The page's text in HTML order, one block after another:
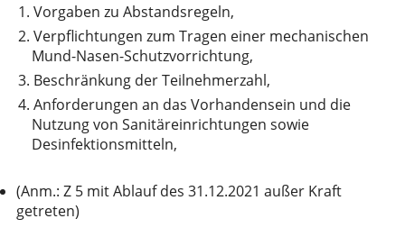
1. Vorgaben zu Abstandsregeln,
2. Verpflichtungen zum Tragen einer mechanischen
Mund-Nasen-Schutzvorrichtung,
3. Beschränkung der Teilnehmerzahl,
4. Anforderungen an das Vorhandensein und die
Nutzung von Sanitäreinrichtungen sowie
Desinfektionsmitteln,
(Anm.: Z 5 mit Ablauf des 31.12.2021 außer Kraft
getreten)